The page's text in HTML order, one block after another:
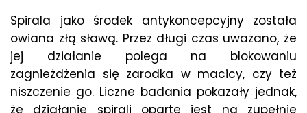
Spirala jako środek antykoncepcyjny została
owiana złą sławą. Przez długi czas uważano, że
jej działanie polega na blokowaniu
zagnieżdżenia się zarodka w macicy, czy też
niszczenie go. Liczne badania pokazały jednak,